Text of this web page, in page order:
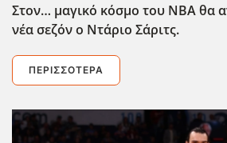
Στον… μαγικό κόσμο του ΝΒΑ θα
νέα σεζόν ο Ντάριο Σάριτς.
ΠΕΡΙΣΣΌΤΕΡΑ